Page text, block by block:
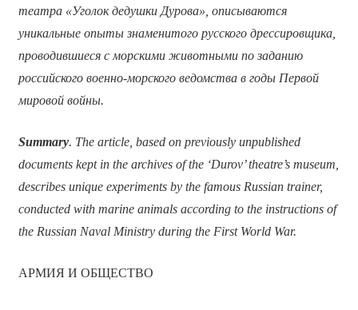
театра «Уголок дедушки Дурова», описываются
уникальные опыты знаменитого русского дрессировщика,
проводившиеся с морскими животными по заданию
российского военно-морского ведомства в годы Первой
мировой войны.
Summary. The article, based on previously unpublished
documents kept in the archives of the ‘Durov’ theatre’s museum,
describes unique experiments by the famous Russian trainer,
conducted with marine animals according to the instructions of
the Russian Naval Ministry during the First World War.
АРМИЯ И ОБЩЕСТВО